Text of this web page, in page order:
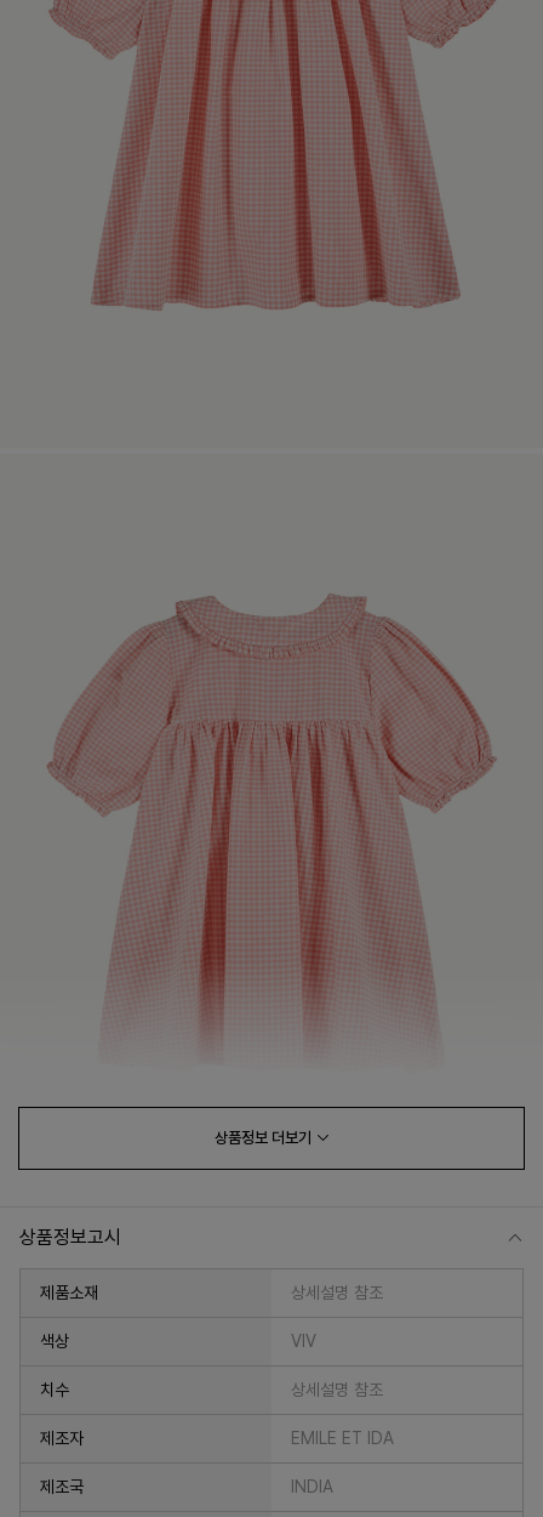
페이코 라이
상품정보 더보기
상품정보고시
제품소재 상세설명 참조
색상 VIV
치수 상세설명 참조
제조자 EMILE ET IDA
제조국 INDIA